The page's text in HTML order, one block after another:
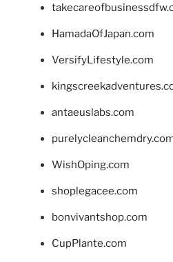
HamadaOfJapan.com
VersifyLifestyle.com
antaeuslabs.com
WishOping.com
shoplegacee.com
bonvivantshop.com
CupPlante.com